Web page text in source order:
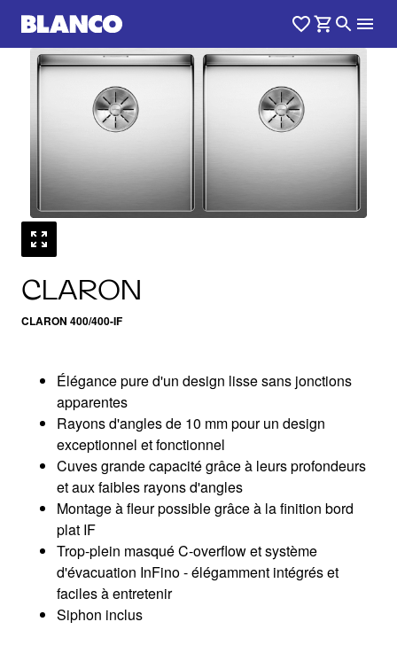
CLARON
CLARON 400/400-IF
1 /0
Élégance pure d'un design lisse sans jonctions
apparentes
Rayons d'angles de 10 mm pour un design
exceptionnel et fonctionnel
Cuves grande capacité grâce à leurs profondeurs
et aux faibles rayons d'angles
Montage à fleur possible grâce à la finition bord
plat IF
Trop-plein masqué C-overflow et système
d'évacuation InFino - élégamment intégrés et
faciles à entretenir
Siphon inclus